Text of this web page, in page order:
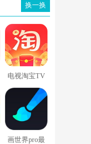
换一换
电视淘宝TV
画世界pro最